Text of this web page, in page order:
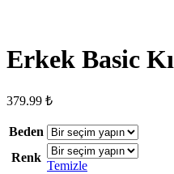
Erkek Basic
379.99 ₺
Beden
Renk
Temizle